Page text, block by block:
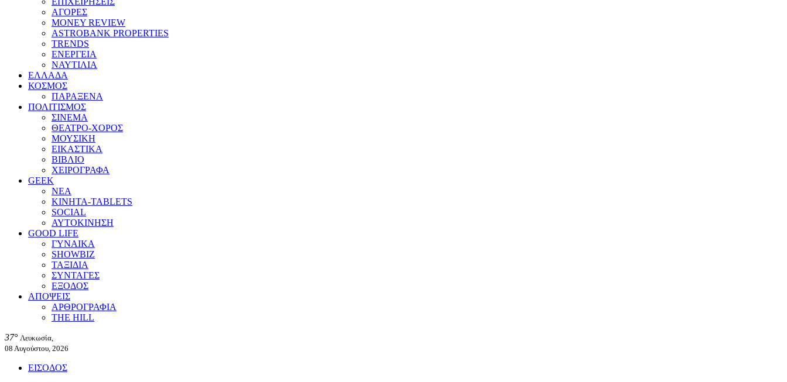
ΑΓΟΡΕΣ
MONEY REVIEW
ASTROBANK PROPERTIES
TRENDS
ΕΝΕΡΓΕΙΑ
ΝΑΥΤΙΛΙΑ
ΕΛΛΑΔΑ
ΚΟΣΜΟΣ
ΠΑΡΑΞΕΝΑ
ΠΟΛΙΤΙΣΜΟΣ
ΣΙΝΕΜΑ
ΘΕΑΤΡΟ-ΧΟΡΟΣ
ΜΟΥΣΙΚΗ
ΕΙΚΑΣΤΙΚΑ
ΒΙΒΛΙΟ
ΧΕΙΡΟΓΡΑΦΑ
GEEK
ΝΕΑ
ΚΙΝΗΤΑ-TABLETS
SOCIAL
ΑΥΤΟΚΙΝΗΣΗ
GOOD LIFE
ΓΥΝΑΙΚΑ
SHOWBIZ
ΤΑΞΙΔΙΑ
ΣΥΝΤΑΓΕΣ
ΕΞΟΔΟΣ
ΑΠΟΨΕΙΣ
ΑΡΘΡΟΓΡΑΦΙΑ
THE HILL
37° Λευκωσία,
08 Αυγούστου, 2026
ΕΙΣΟΔΟΣ